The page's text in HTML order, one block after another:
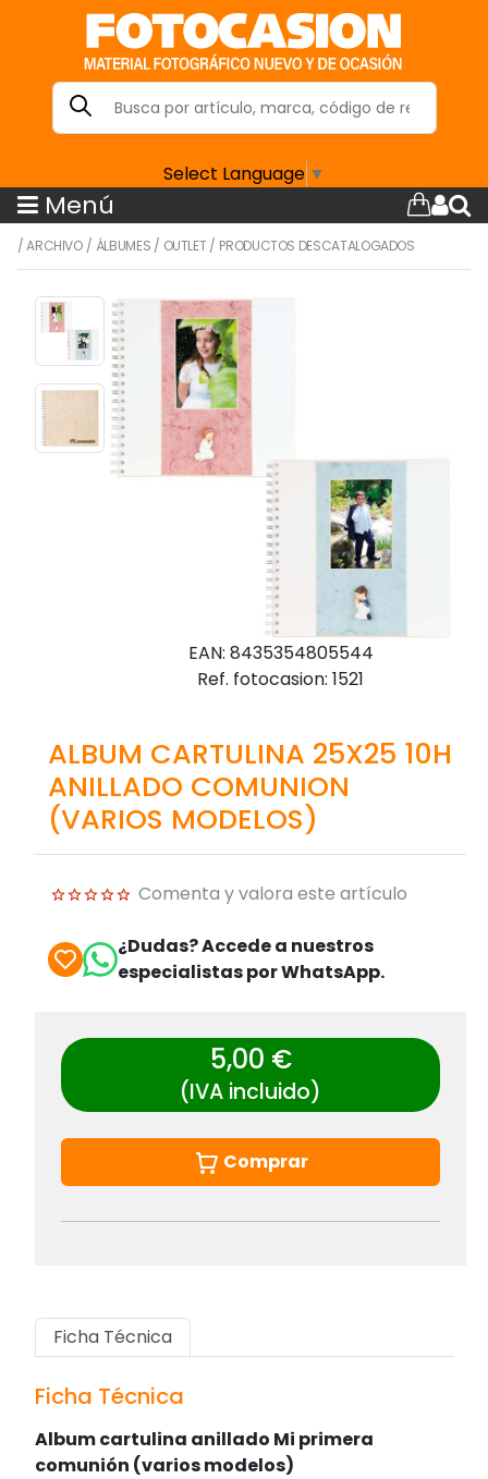
Select Language ▼
Menú
/ARCHIVO/ ÁLBUMES / OUTLET/ PRODUCTOS DESCATALOGADOS
EAN: 8435354805544
Ref. fotocasion: 1521
ALBUM CARTULINA 25X25 10H
ANILLADO COMUNION
(VARIOS MODELOS)
Comenta y valora este artículo
¿Dudas? Accede a nuestros
especialistas por WhatsApp.
5,00 €
(IVA incluido)
Comprar
Ficha Técnica
Ficha Técnica
Album cartulina anillado Mi primera
comunión (varios modelos)